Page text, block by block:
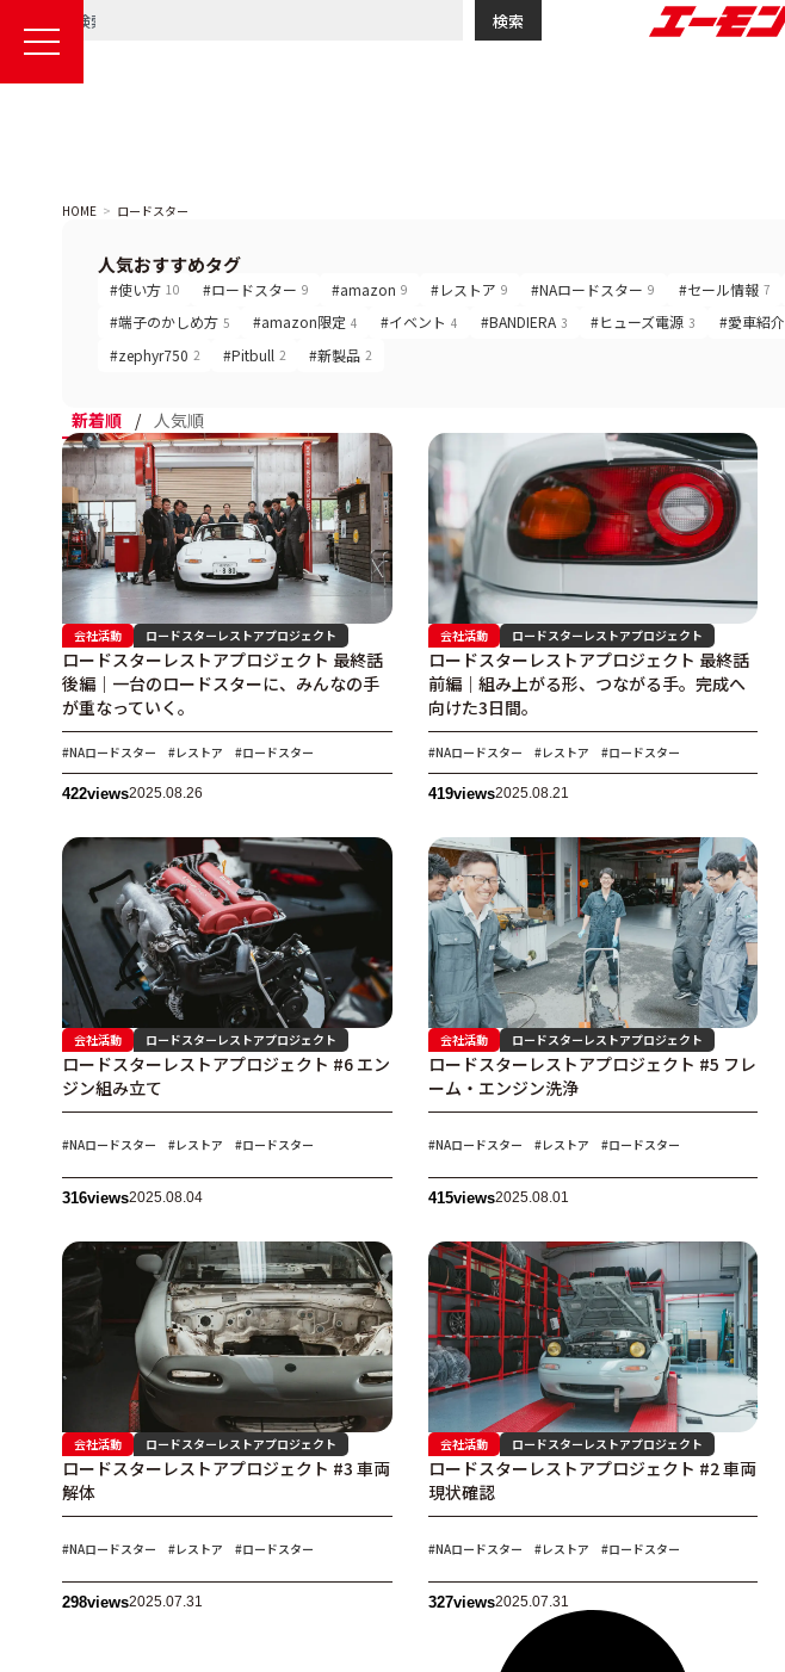
検索
HOME ロードスター
人気おすすめタグ
#使い方 10 #ロードスター 9 #amazon 9 #レストア 9 #NAロードスター 9 #セール情報 7
#端子のかしめ方 5 #amazon限定 4 #イベント 4 #BANDIERA 3 #ヒューズ電源 3 #愛車紹介
#zephyr750 2 #Pitbull 2 #新製品 2
新着順 / 人気順
会社活動 ロードスターレストアプロジェクト
ロードスターレストアプロジェクト 最終話
後編｜一台のロードスターに、みんなの手
が重なっていく。
#NAロードスター #レストア #ロードスター
422views2025.08.26
会社活動 ロードスターレストアプロジェクト
ロードスターレストアプロジェクト 最終話
前編｜組み上がる形、つながる手。完成へ
向けた3日間。
#NAロードスター #レストア #ロードスター
419views2025.08.21
会社活動 ロードスターレストアプロジェクト
ロードスターレストアプロジェクト #6 エン
ジン組み立て
#NAロードスター #レストア #ロードスター
316views2025.08.04
会社活動 ロードスターレストアプロジェクト
ロードスターレストアプロジェクト #5 フレ
ーム・エンジン洗浄
#NAロードスター #レストア #ロードスター
415views2025.08.01
会社活動 ロードスターレストアプロジェクト
ロードスターレストアプロジェクト #3 車両
解体
#NAロードスター #レストア #ロードスター
298views2025.07.31
会社活動 ロードスターレストアプロジェクト
ロードスターレストアプロジェクト #2 車両
現状確認
#NAロードスター #レストア #ロードスター
327views2025.07.31